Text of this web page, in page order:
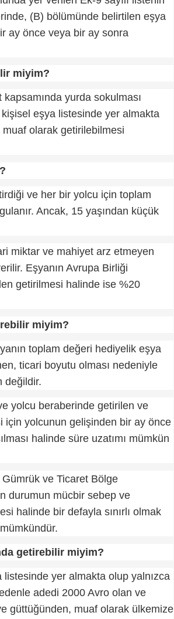
(B) bölümünde belirtilen eşya
ay önce veya bir ay sonra
miyim?
yurda sokulması
eşya listesinde yer almakta
olarak getirilebilmesi
ve her bir yolcu için toplam
Ancak, 15 yaşından küçük
miktar ve mahiyet arz etmeyen
Eşyanın Avrupa Birliği
getirilmesi halinde ise %20
miyim?
toplam değeri hediyelik eşya
ticari boyutu olması nedeniyle
değildir.
yolcu beraberinde getirilen ve
için yolcunun gelişinden bir ay önce
halinde süre uzatımı mümkün
ve Ticaret Bölge
durumun mücbir sebep ve
halinde bir defayla sınırlı olmak
getirebilir miyim?
yer almakta olup yalnızca
adedi 2000 Avro olan ve
güttüğünden, muaf olarak ülkemize